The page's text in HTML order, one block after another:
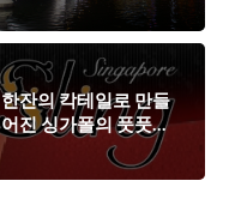
한잔의 칵테일로 만들
어진 싱가폴의 풋풋한
로맨스